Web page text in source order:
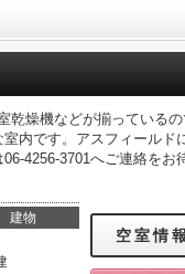
乾燥機などが揃っている
内です。アスフィールド
4256-3701へご連絡をお
建物
空室情